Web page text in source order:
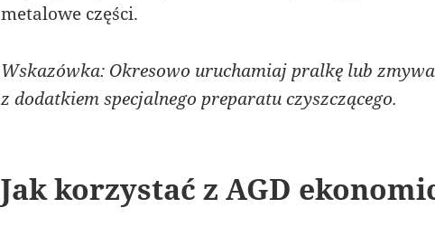
metalowe części.
Wskazówka: Okresowo uruchamiaj pralkę lub
z dodatkiem specjalnego preparatu czyszczącego.
Jak korzystać z AGD